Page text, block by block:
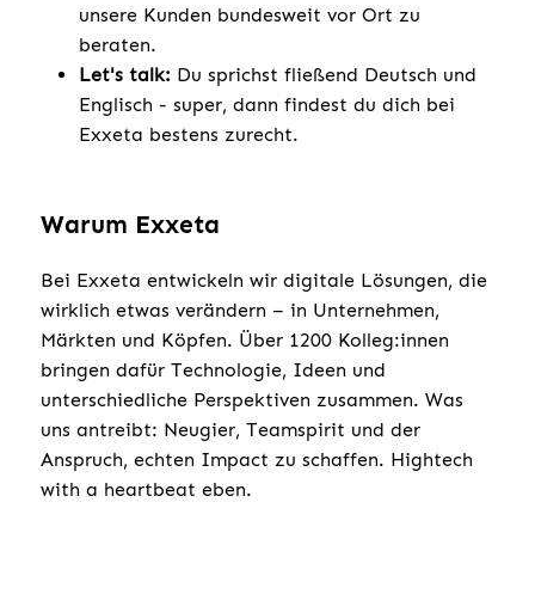
unsere Kunden bundesweit vor Ort zu
beraten.
Let's talk: Du sprichst fließend Deutsch und
Englisch - super, dann findest du dich bei
Exxeta bestens zurecht.
Warum Exxeta
Bei Exxeta entwickeln wir digitale Lösungen, die
wirklich etwas verändern – in Unternehmen,
Märkten und Köpfen. Über 1200 Kolleg:innen
bringen dafür Technologie, Ideen und
unterschiedliche Perspektiven zusammen. Was
uns antreibt: Neugier, Teamspirit und der
Anspruch, echten Impact zu schaffen. Hightech
with a heartbeat eben.